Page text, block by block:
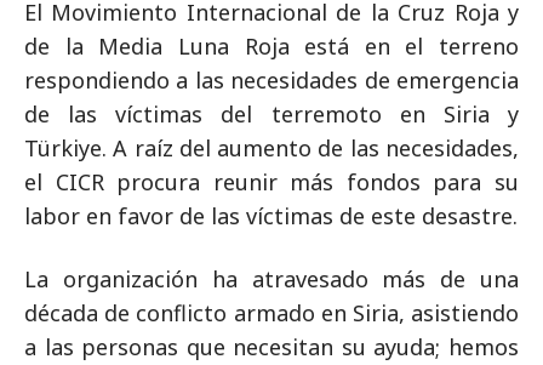
El Movimiento Internacional de la Cruz Roja y
de la Media Luna Roja está en el terreno
respondiendo a las necesidades de emergencia
de las víctimas del terremoto en Siria y
Türkiye. A raíz del aumento de las necesidades,
el CICR procura reunir más fondos para su
labor en favor de las víctimas de este desastre.
La organización ha atravesado más de una
década de conflicto armado en Siria, asistiendo
a las personas que necesitan su ayuda; hemos